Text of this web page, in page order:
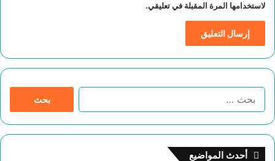
لاستخدامها المرة المقبلة في تعليقي.
ح
أحدث المواضيع